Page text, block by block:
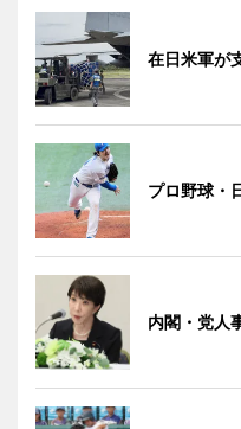
在日米軍が
プロ野球・
内閣・党人